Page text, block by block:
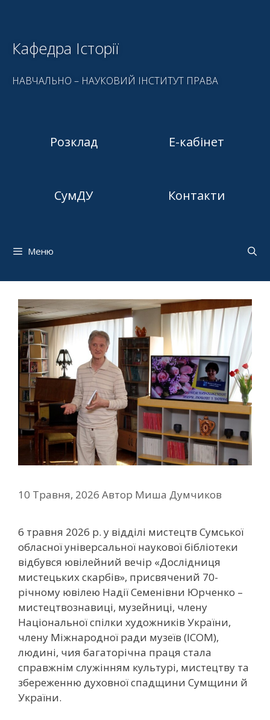
Кафедра Історії
НАВЧАЛЬНО – НАУКОВИЙ ІНСТИТУТ ПРАВА
Розклад Е-кабінет
СумДУ Контакти
Меню
10 Травня, 2026 Автор Миша Думчиков
6 травня 2026 р. у відділі мистецтв Сумської
обласної універсальної наукової бібліотеки
відбувся ювілейний вечір «Дослідниця
мистецьких скарбів», присвячений 70-
річному ювілею Надії Семенівни Юрченко –
мистецтвознавиці, музейниці, члену
Національної спілки художників України,
члену Міжнародної ради музеїв (ICOM),
людині, чия багаторічна праця стала
справжнім служінням культурі, мистецтву та
збереженню духовної спадщини Сумщини й
України.